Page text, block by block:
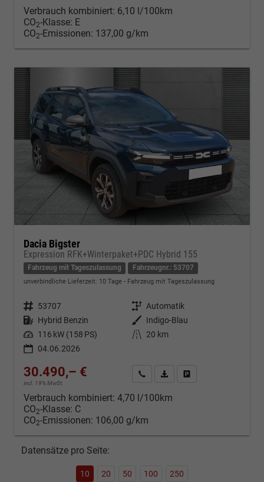
Verbrauch kombiniert: 6,10 l/100km
CO2-Klasse: E
CO2-Emissionen: 137,00 g/km
Dacia Bigster
Expression RFK+Winterpaket+PDC Hybrid 155
Fahrzeug mit Tageszulassung Fahrzeugnr.: 53707
unverbindliche Lieferzeit: 10 Tage Fahrzeug mit Tageszulassung
Fahrzeugnr. 53707 Getriebe Automatik
Kraftstoff Hybrid Benzin Außenfarbe Indigo-Blau
Leistung 116 kW (158 PS) Kilometerstand
20 km
04.06.2026
30.490,– €
incl. 19% MwSt.
Kontakt & Angebot anfordern
PDF-Datei, Fahrzeugexposé
Verbrauch kombiniert: 4,70 l/100km
CO2-Klasse: C
CO2-Emissionen: 106,00 g/km
Datensätze pro Seite:
10 20 50 100 250